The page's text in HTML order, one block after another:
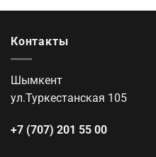
Контакты
Шымкент
ул.Туркестанская 105
+7 (707) 201 55 00